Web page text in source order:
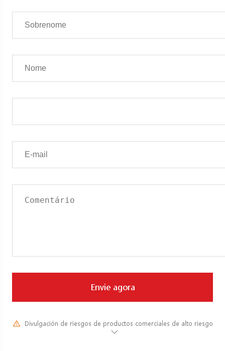
Envie agora
Divulgación de riesgos de productos comerciales de alto riesgo